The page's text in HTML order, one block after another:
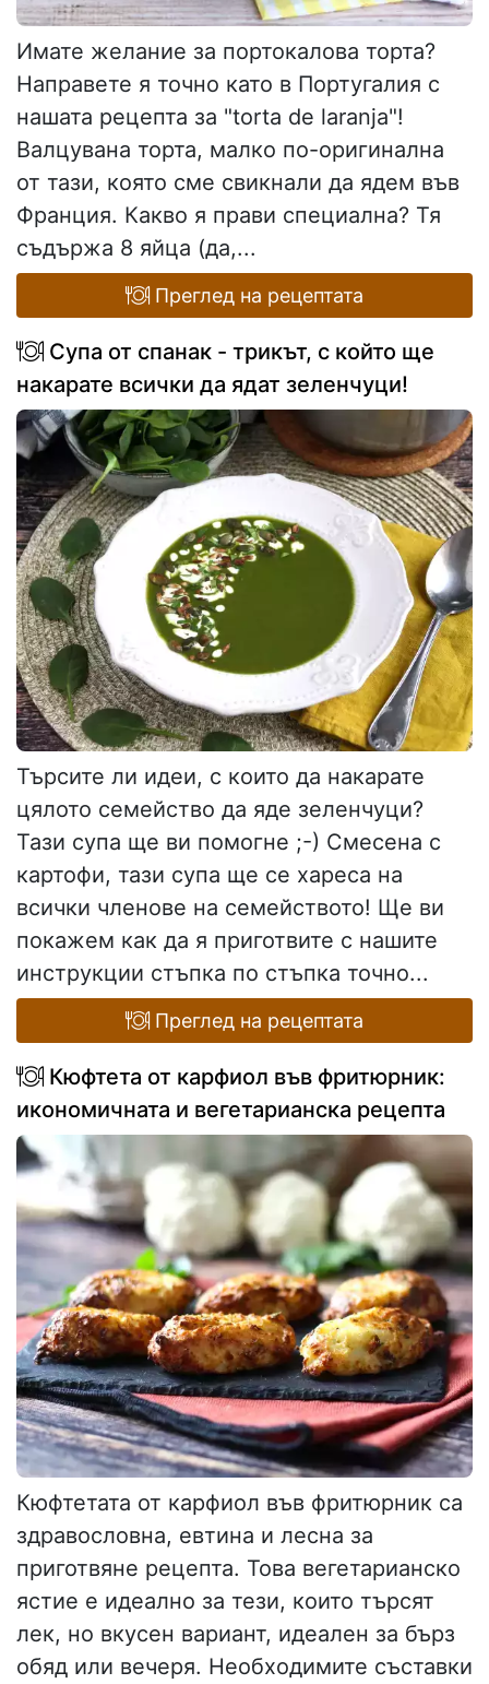
Имате желание за портокалова торта?
Направете я точно като в Португалия с
нашата рецепта за "torta de laranja"!
Валцувана торта, малко по-оригинална
от тази, която сме свикнали да ядем във
Франция. Какво я прави специална? Тя
съдържа 8 яйца (да,...
Преглед на рецептата
Супа от спанак - трикът, с който ще
накарате всички да ядат зеленчуци!
Търсите ли идеи, с които да накарате
цялото семейство да яде зеленчуци?
Тази супа ще ви помогне ;-) Смесена с
картофи, тази супа ще се хареса на
всички членове на семейството! Ще ви
покажем как да я приготвите с нашите
инструкции стъпка по стъпка точно...
Преглед на рецептата
Кюфтета от карфиол във фритюрник:
икономичната и вегетарианска рецепта
Кюфтетата от карфиол във фритюрник са
здравословна, евтина и лесна за
приготвяне рецепта. Това вегетарианско
ястие е идеално за тези, които търсят
лек, но вкусен вариант, идеален за бърз
обяд или вечеря. Необходимите съставки